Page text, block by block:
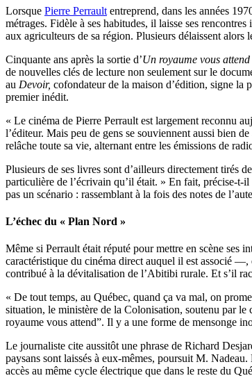
Lorsque Pierre Perrault entreprend, dans les années
métrages. Fidèle à ses habitudes, il laisse ses
aux agriculteurs de sa région. Plusieurs délaissent alors
Cinquante ans après la sortie d’Un royaume vous attend
de nouvelles clés de lecture non seulement sur le
au Devoir, cofondateur de la maison d’édition, signe la
premier inédit.
« Le cinéma de Pierre Perrault est largement reconnu
l’éditeur. Mais peu de gens se souviennent aussi bien
relâche toute sa vie, alternant entre les émissions de
Plusieurs de ses livres sont d’ailleurs directement tirés
particulière de l’écrivain qu’il était. » En fait, précise-t-
pas un scénario : rassemblant à la fois des notes de
L’échec du « Plan Nord »
Même si Perrault était réputé pour mettre en scène ses
caractéristique du cinéma direct auquel il est associé —,
contribué à la dévitalisation de l’Abitibi rurale. Et s’il
« De tout temps, au Québec, quand ça va mal, on
situation, le ministère de la Colonisation, soutenu par
royaume vous attend”. Il y a une forme de mensonge
Le journaliste cite aussitôt une phrase de Richard
paysans sont laissés à eux-mêmes, poursuit M.
accès au même cycle électrique que dans le reste du